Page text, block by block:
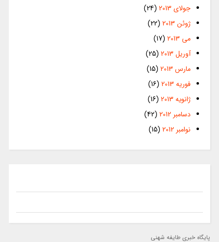
جولای 2013
(24)
ژوئن 2013
(22)
می 2013
(17)
آوریل 2013
(25)
مارس 2013
(15)
فوریه 2013
(16)
ژانویه 2013
(16)
دسامبر 2012
(42)
نوامبر 2012
(15)
پایگاه خبری طایفه شهنی